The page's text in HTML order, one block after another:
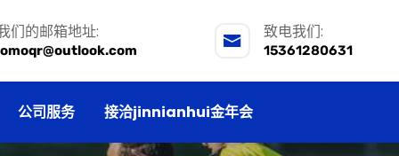
们的邮箱地址: 致电我们:
15361280631
公司服务 接洽jinnianhui金年会